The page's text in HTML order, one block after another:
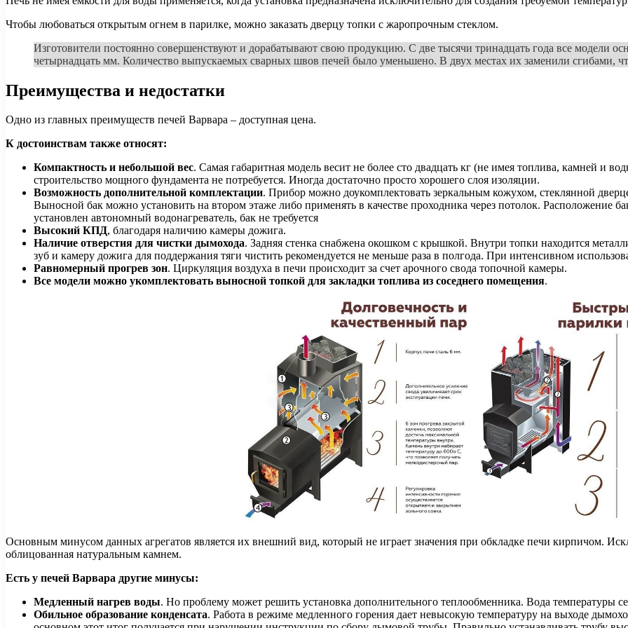
Чтобы любоваться открытым огнем в парилке, можно заказать дверцу топки с жаропрочным стеклом.
Изготовители постоянно совершенствуют и дорабатывают свою продукцию. С две тысячи тринадцать года все модели
четырнадцать мм. Количество выпускаемых сварных швов печей было уменьшено. В двух местах их заменили сгибами,
Преимущества и недостатки
Одно из главных преимуществ печей Варвара – доступная цена.
К достоинствам также относят:
Компактность и небольшой вес. Самая габаритная модель весит не более сто двадцать кг (не имея топлива, камней и
строительство мощного фундамента не потребуется. Иногда достаточно просто хорошего слоя изоляции.
Возможность дополнительной комплектации. Прибор можно доукомплектовать зеркальным кожухом, стеклянной
Выносной бак можно установить на втором этаже либо применять в качестве проходника через потолок.
установлен автономный водонагреватель, бак не требуется
Высокий КПД, благодаря наличию камеры дожига.
Наличие отверстия для чистки дымохода. Задняя стенка снабжена окошком с крышкой. Внутри топки находится
зуб и камеру дожига для поддержания тяги чистить рекомендуется не меньше раза в полгода. При интенсивном
Равномерный прогрев зон. Циркуляция воздуха в печи происходит за счет арочного свода топочной камеры.
Все модели можно укомплектовать выносной топкой для закладки топлива из соседнего помещения.
Основным минусом данных агрегатов является их внешний вид, который не играет значения при обкладке печи кирпичом.
облицованная натуральным камнем.
Есть у печей Варвара другие минусы:
Медленный нагрев воды. Но проблему может решить установка дополнительного теплообменника. Вода температуры
Обильное образование конденсата. Работа в режиме медленного горения дает невысокую температуру на выходе